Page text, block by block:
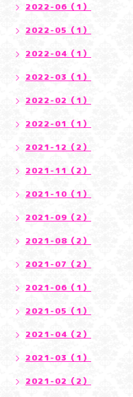
2022-06（1）
2022-05（1）
2022-04（1）
2022-03（1）
2022-02（1）
2022-01（1）
2021-12（2）
2021-11（2）
2021-10（1）
2021-09（2）
2021-08（2）
2021-07（2）
2021-06（1）
2021-05（1）
2021-04（2）
2021-03（1）
2021-02（2）